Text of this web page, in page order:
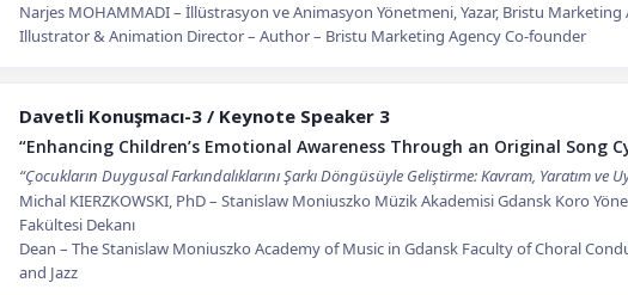
Narjes MOHAMMADI – İllüstrasyon ve Animasyon Yönetmeni, Yazar, Bristu Marketing
Illustrator & Animation Director – Author – Bristu Marketing Agency Co-founder
Davetli Konuşmacı-3 / Keynote Speaker 3
“Enhancing Children’s Emotional Awareness Through an Original Song
“Çocukların Duygusal Farkındalıklarını Şarkı Döngüsüyle Geliştirme: Kavram, Yaratım ve
Michal KIERZKOWSKI, PhD – Stanislaw Moniuszko Müzik Akademisi Gdansk Koro
Fakültesi Dekanı
Dean – The Stanislaw Moniuszko Academy of Music in Gdansk Faculty of Choral
and Jazz